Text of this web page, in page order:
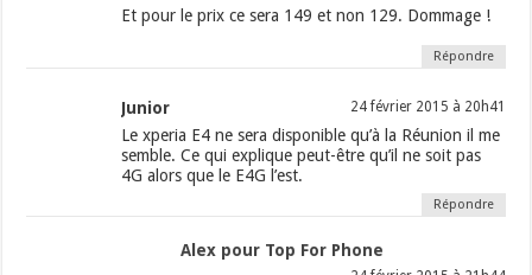
Et pour le prix ce sera 149 et non 129. Dommage !
Répondre
Junior 24 février 2015 à 20h41
Le xperia E4 ne sera disponible qu’à la Réunion il me
semble. Ce qui explique peut-être qu’il ne soit pas
4G alors que le E4G l’est.
Répondre
Alex pour Top For Phone